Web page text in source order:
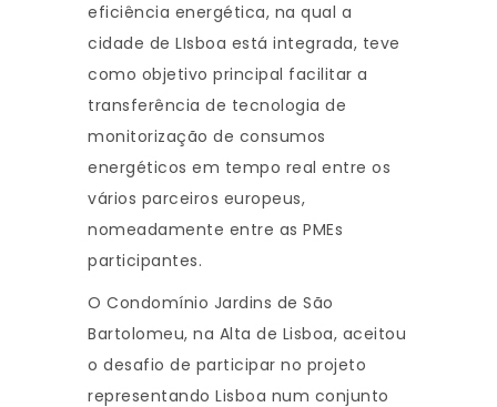
eficiência energética, na qual a
cidade de LIsboa está integrada, teve
como objetivo principal facilitar a
transferência de tecnologia de
monitorização de consumos
energéticos em tempo real entre os
vários parceiros europeus,
nomeadamente entre as PMEs
participantes.
O Condomínio Jardins de São
Bartolomeu, na Alta de Lisboa, aceitou
o desafio de participar no projeto
representando Lisboa num conjunto